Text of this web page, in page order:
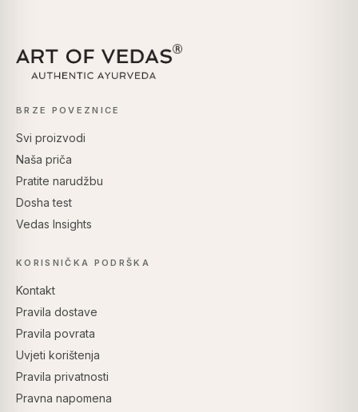
BRZE POVEZNICE
Svi proizvodi
Naša priča
Pratite narudžbu
Dosha test
Vedas Insights
KORISNIČKA PODRŠKA
Kontakt
Pravila dostave
Pravila povrata
Uvjeti korištenja
Pravila privatnosti
Pravna napomena